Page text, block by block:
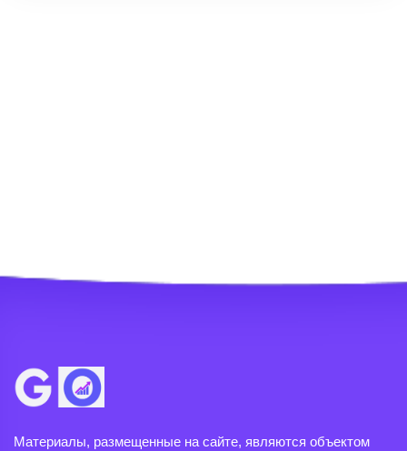
Материалы, размещенные на сайте, являются объектом